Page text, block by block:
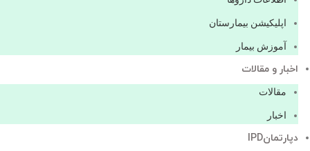
اپليكيشن بيمارستان
آموزش بیمار
اخبار و مقالات
مقالات
اخبار
دپارتمانIPD